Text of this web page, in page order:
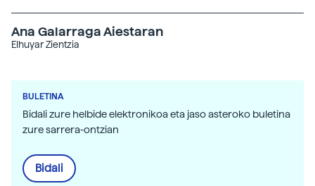
Ana Galarraga Aiestaran
Elhuyar Zientzia
BULETINA
Bidali zure helbide elektronikoa eta jaso asteroko buletina
zure sarrera-ontzian
Bidali